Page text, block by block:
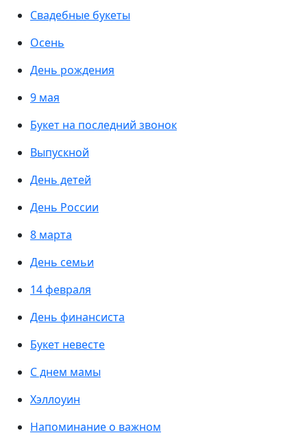
Свадебные букеты
Осень
День рождения
9 мая
Букет на последний звонок
Выпускной
День детей
День России
8 марта
День семьи
14 февраля
День финансиста
Букет невесте
С днем мамы
Хэллоуин
Напоминание о важном